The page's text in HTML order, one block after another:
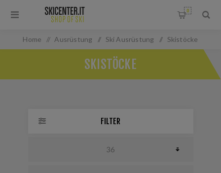
0
Home / Ausrüstung / Ski Ausrüstung / Skistöcke
SKISTÖCKE
FILTER